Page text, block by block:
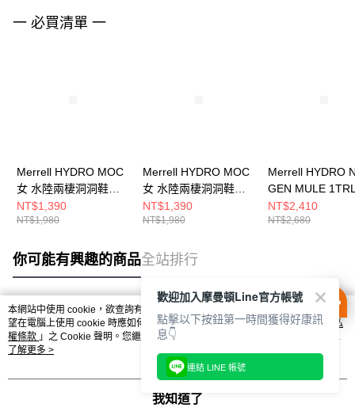
一 必買清單 一
Merrell HYDRO MOC
女 水陸兩棲洞洞鞋
J004232
NT$1,390
NT$1,980
Merrell HYDRO MOC
女 水陸兩棲洞洞鞋
J85950
NT$1,390
NT$1,980
Merrell HYDRO
GEN MULE
水陸兩棲洞洞鞋
J005761
NT$2,410
NT$2,680
你可能有興趣的商品全站排行
熱門標籤
本網站中使用 cookie，欲查詢有關本網站使用 cookie 方式之詳情，及若您不希
望在電腦上使用 cookie 時應如何變更電腦的 cookie 設定，請參閱本網站「
隱私
權條款 」之 Cookie 聲明。您繼續使用本網站即表示您同意本公司得按本網站使
用條款之 Cookie 聲明使用 cookie。
了解更多 >
我知道了
歡迎加入摩曼頓Line官方帳號
點擊以下按鈕第一時間獲得好康訊
息👇
連結 LINE 帳號